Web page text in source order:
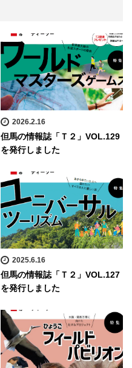
2026.2.16
但馬の情報誌「Ｔ２」VOL.129
を発行しました
2025.6.16
但馬の情報誌「Ｔ２」VOL.127
を発行しました